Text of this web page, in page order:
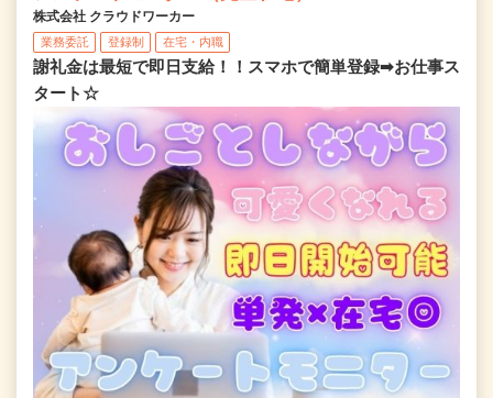
株式会社 クラウドワーカー
業務委託 登録制 在宅・内職
謝礼金は最短で即日支給！！スマホで簡単登録➡お仕事ス
タート☆